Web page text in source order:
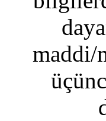
maddi/